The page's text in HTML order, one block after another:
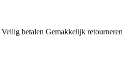
Veilig betalen Gemakkelijk retourneren